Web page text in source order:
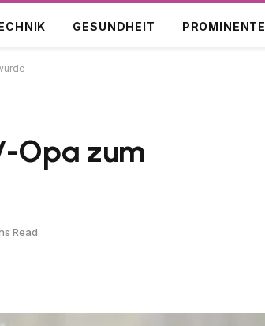
GESUNDHEIT PROMINENTE
Opa zum
Read